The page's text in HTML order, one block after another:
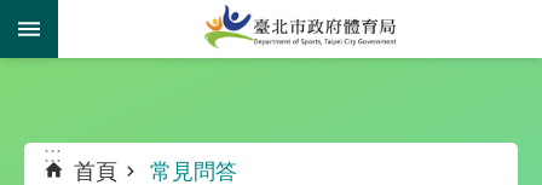
跳到主要內容區塊
:::
首頁 常見問答